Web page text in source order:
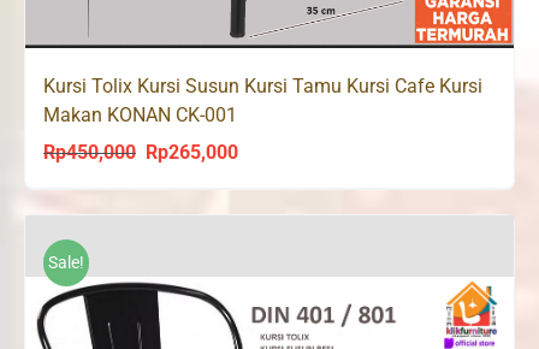
Kursi Tolix Kursi Susun Kursi Tamu Kursi Cafe Kursi
Makan KONAN CK-001
Rp450,000
Original
was:
Rp265,000Current
is:
Sale!